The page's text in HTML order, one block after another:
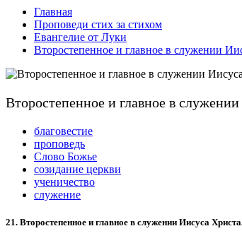
Главная
Проповеди стих за стихом
Евангелие от Луки
Второстепенное и главное в служении
Второстепенное и главное в
благовестие
проповедь
Слово Божье
созидание церкви
ученичество
служение
21. Второстепенное и главное в служении Иисуса Христа